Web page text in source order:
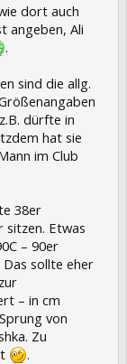
dort auch
angeben, Ali
.
sind die allg.
dürfte in
hat sie
im Club
38er
sitzen. Etwas
– 90er
sollte eher
– in cm
von
Zu
.